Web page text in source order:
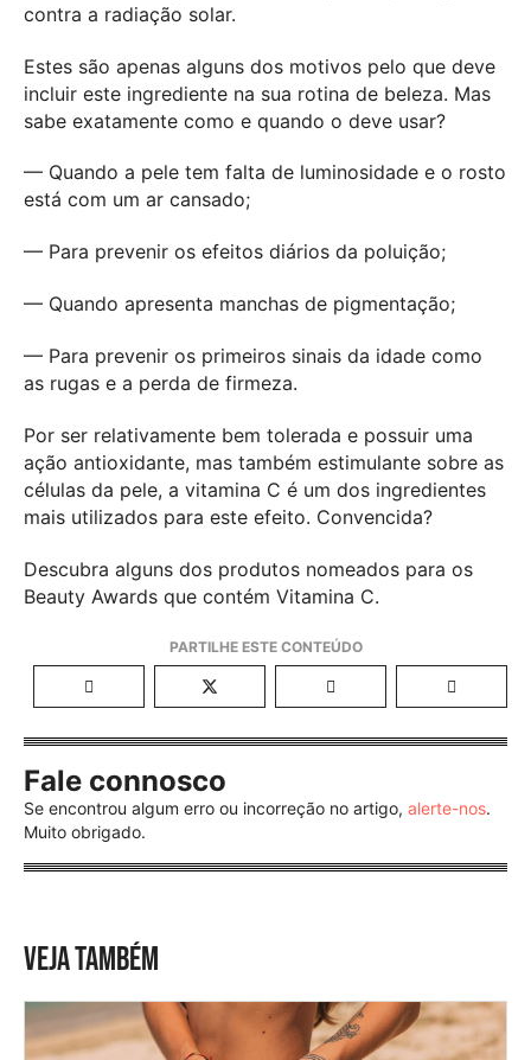
contra a radiação solar.
Estes são apenas alguns dos motivos pelo que deve
incluir este ingrediente na sua rotina de beleza. Mas
sabe exatamente como e quando o deve usar?
— Quando a pele tem falta de luminosidade e o rosto
está com um ar cansado;
— Para prevenir os efeitos diários da poluição;
— Quando apresenta manchas de pigmentação;
— Para prevenir os primeiros sinais da idade como
as rugas e a perda de firmeza.
Por ser relativamente bem tolerada e possuir uma
ação antioxidante, mas também estimulante sobre as
células da pele, a vitamina C é um dos ingredientes
mais utilizados para este efeito. Convencida?
Descubra alguns dos produtos nomeados para os
Beauty Awards que contém Vitamina C.
Fale connosco
Se encontrou algum erro ou incorreção no artigo, alerte-nos.
Muito obrigado.
VEJA TAMBÉM